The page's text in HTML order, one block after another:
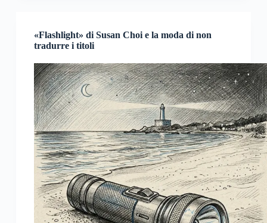
«Flashlight» di Susan Choi e la moda di non
tradurre i titoli